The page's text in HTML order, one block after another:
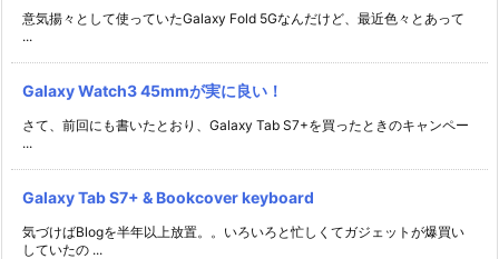
意気揚々として使っていたGalaxy Fold 5Gなんだけど、最近色々とあって
...
Galaxy Watch3 45mmが実に良い！
さて、前回にも書いたとおり、Galaxy Tab S7+を買ったときのキャンペー
...
Galaxy Tab S7+ & Bookcover keyboard
気づけばBlogを半年以上放置。。いろいろと忙しくてガジェットが爆買い
していたの ...